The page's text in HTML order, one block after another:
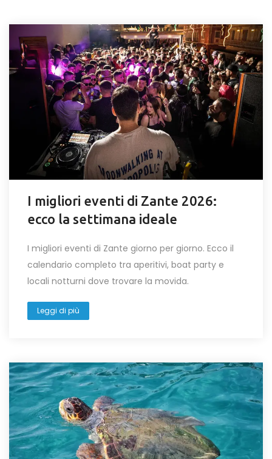
I migliori eventi di Zante 2026:
ecco la settimana ideale
I migliori eventi di Zante giorno per giorno. Ecco il
calendario completo tra aperitivi, boat party e
locali notturni dove trovare la movida.
Leggi di più